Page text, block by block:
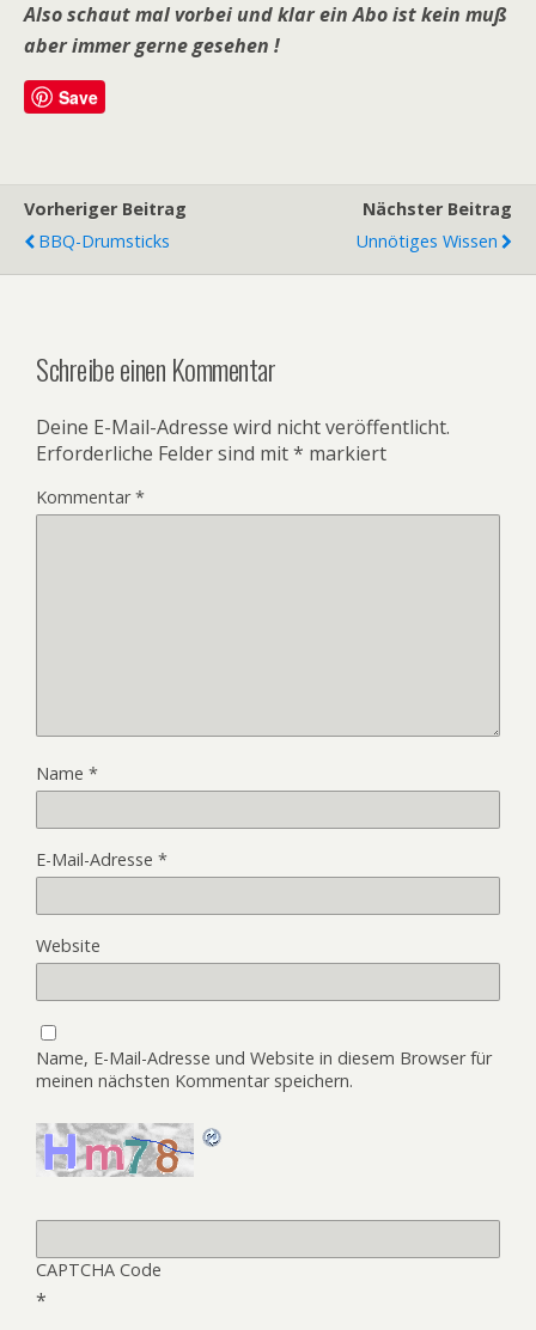
Also schaut mal vorbei und klar ein Abo ist kein muß
aber immer gerne gesehen !
Save
Vorheriger Beitrag
BBQ-Drumsticks
Nächster Beitrag
Unnötiges Wissen
Schreibe einen Kommentar
Deine E-Mail-Adresse wird nicht veröffentlicht.
Erforderliche Felder sind mit* markiert
Kommentar*
Name *
E-Mail-Adresse *
Website
Name, E-Mail-Adresse und Website in diesem Browser für
meinen nächsten Kommentar speichern.
CAPTCHA Code
*